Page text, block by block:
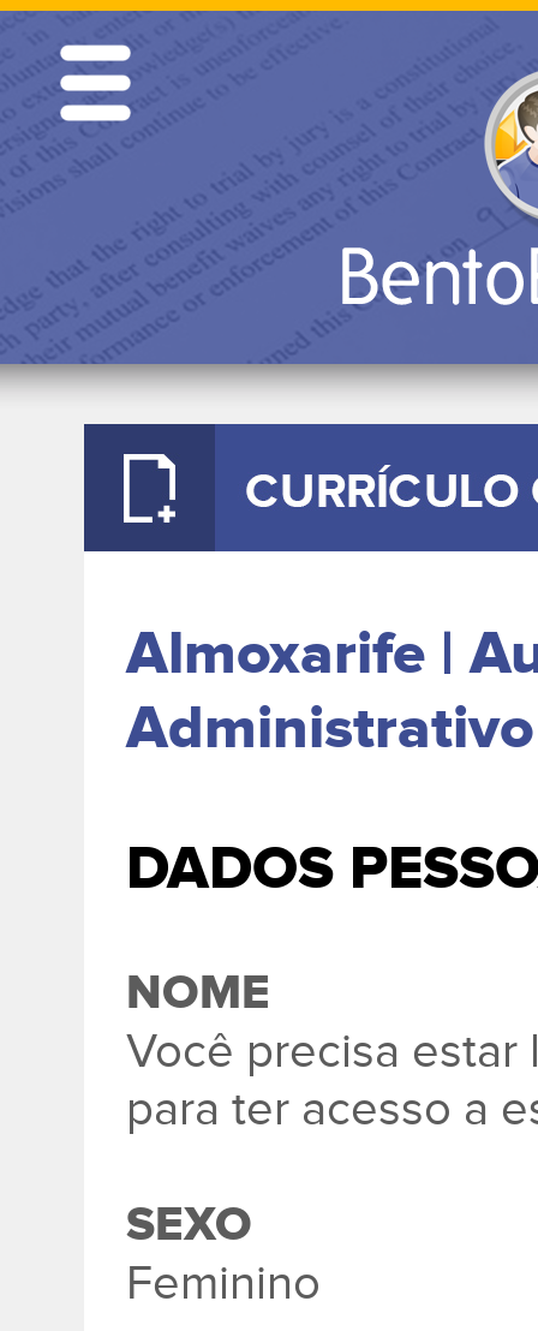
Almoxarife |
DADOS
NOME
Você precisa
para ter acesso a
SEXO
Feminino